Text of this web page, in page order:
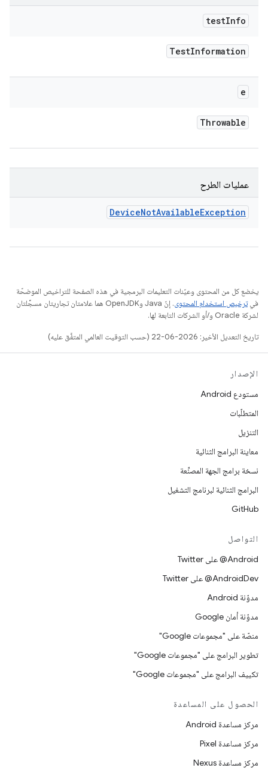
testInfo
TestInformation
e
Throwable
عمليات الطرح
DeviceNotAvailableException
يخضع كل من المحتوى وعيّنات التعليمات البرمجية في هذه الصفحة للتراخيص الموضحّة
فيترخيص استخدام المحتوى
. إنّ Java وOpenJDK هما علامتان تجاريتان مسجَّلتان
لشركة Oracle و/أو الشركات التابعة لها.
تاريخ التعديل الأخير: 2026-06-22 (حسب التوقيت العالمي المتفَّق عليه)
الإصدار
مستودع Android
المتطلّبات
التنزيل
معاينة البرامج الثنائية
نسخة برامج الجهة المصنِّعة
البرامج الثنائية لبرنامج التشغيل
GitHub
التواصل
‎@Android على Twitter
‎@AndroidDev على Twitter
مدوّنة Android
مدوّنة أمان Google
منصّة على "مجموعات Google"
تطوير البرامج على "مجموعات Google"
تكييف البرامج على "مجموعات Google"
الحصول على المساعدة
مركز مساعدة Android
مركز مساعدة Pixel
مركز مساعدة Nexus